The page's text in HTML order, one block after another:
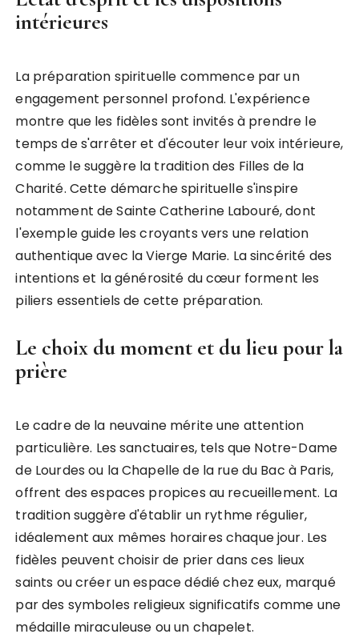
intérieures
La préparation spirituelle commence par un
engagement personnel profond. L'expérience
montre que les fidèles sont invités à prendre le
temps de s'arrêter et d'écouter leur voix intérieure,
comme le suggère la tradition des Filles de la
Charité. Cette démarche spirituelle s'inspire
notamment de Sainte Catherine Labouré, dont
l'exemple guide les croyants vers une relation
authentique avec la Vierge Marie. La sincérité des
intentions et la générosité du cœur forment les
piliers essentiels de cette préparation.
Le choix du moment et du lieu pour la
prière
Le cadre de la neuvaine mérite une attention
particulière. Les sanctuaires, tels que Notre-Dame
de Lourdes ou la Chapelle de la rue du Bac à Paris,
offrent des espaces propices au recueillement. La
tradition suggère d'établir un rythme régulier,
idéalement aux mêmes horaires chaque jour. Les
fidèles peuvent choisir de prier dans ces lieux
saints ou créer un espace dédié chez eux, marqué
par des symboles religieux significatifs comme une
médaille miraculeuse ou un chapelet.